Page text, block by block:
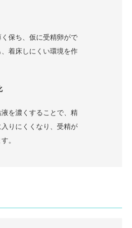
保ち、仮に受精卵がで
、着床しにくい環境を作
を濃くすることで、精
りにくくなり、受精が
。